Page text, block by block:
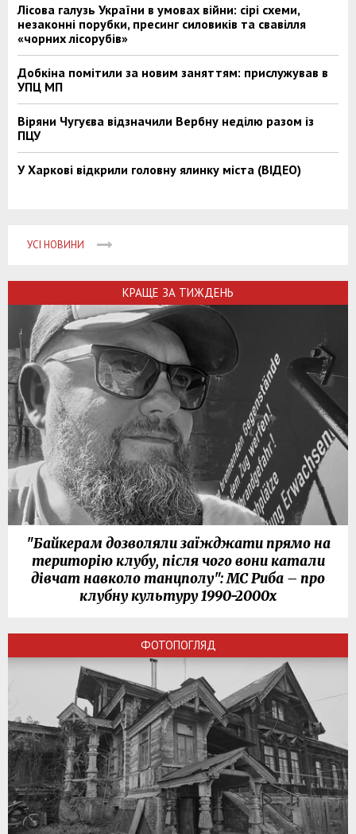
Лісова галузь України в умовах війни: сірі схеми,
незаконні порубки, пресинг силовиків та свавілля
«чорних лісорубів»
Добкіна помітили за новим заняттям: прислужував в
УПЦ МП
Віряни Чугуєва відзначили Вербну неділю разом із
ПЦУ
У Харкові відкрили головну ялинку міста (ВІДЕО)
УСІ НОВИНИ
КРАЩЕ ЗА ТИЖДЕНЬ
"Байкерам дозволяли заїжджати прямо на
територію клубу, після чого вони катали
дівчат навколо танцполу": МС Риба – про
клубну культуру 1990-2000х
ФОТОПОГЛЯД